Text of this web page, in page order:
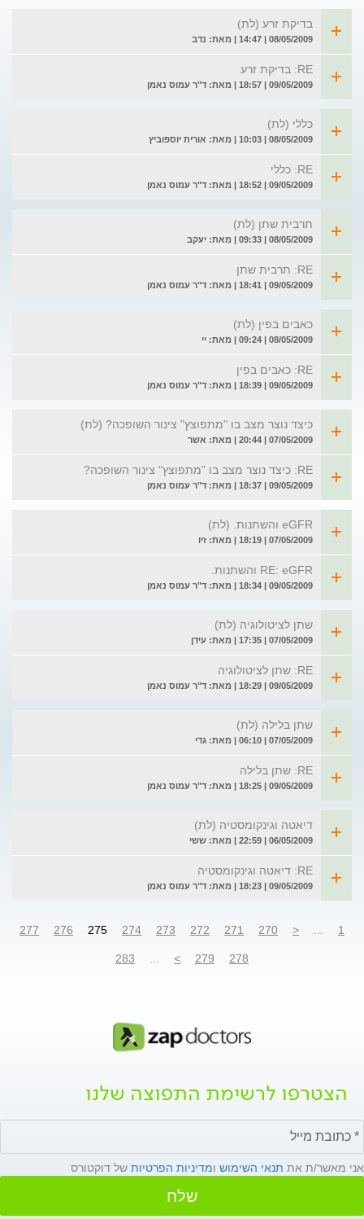
בדיקת זרע (לת)
08/05/2009 | 14:47 | מאת: נדב
RE: בדיקת זרע
09/05/2009 | 18:57 | מאת: ד"ר עמוס נאמן
כללי (לת)
08/05/2009 | 10:03 | מאת: אורית יוספוביץ
RE: כללי
09/05/2009 | 18:52 | מאת: ד"ר עמוס נאמן
תרבית שתן (לת)
08/05/2009 | 09:33 | מאת: יעקב
RE: תרבית שתן
09/05/2009 | 18:41 | מאת: ד"ר עמוס נאמן
כאבים בפין (לת)
08/05/2009 | 09:24 | מאת: יי
RE: כאבים בפין
09/05/2009 | 18:39 | מאת: ד"ר עמוס נאמן
כיצד נוצר מצב בו "מתפוצץ" צינור השופכה? (לת)
07/05/2009 | 20:44 | מאת: אשר
RE: כיצד נוצר מצב בו "מתפוצץ" צינור השופכה?
09/05/2009 | 18:37 | מאת: ד"ר עמוס נאמן
eGFR והשתנות. (לת)
07/05/2009 | 18:19 | מאת: זיו
RE: eGFR והשתנות.
09/05/2009 | 18:34 | מאת: ד"ר עמוס נאמן
שתן לציטולוגיה (לת)
07/05/2009 | 17:35 | מאת: עידן
RE: שתן לציטולוגיה
09/05/2009 | 18:29 | מאת: ד"ר עמוס נאמן
שתן בלילה (לת)
07/05/2009 | 06:10 | מאת: גדי
RE: שתן בלילה
09/05/2009 | 18:25 | מאת: ד"ר עמוס נאמן
דיאטה וגינקומסטיה (לת)
06/05/2009 | 22:59 | מאת: ששי
RE: דיאטה וגינקומסטיה
09/05/2009 | 18:23 | מאת: ד"ר עמוס נאמן
1
<
270
271
272
273
274
275
276
277
278
279
>
283
הצטרפו לרשימת התפוצה שלנו
אני מאשר/ת את תנאי השימוש ומדיניות הפרטיות של דוקטורס
שלח